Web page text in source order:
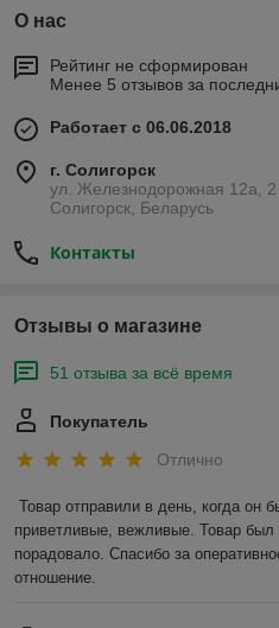
О нас
Рейтинг не сформирован
Менее 5 отзывов за
Работает с 06.06.2018
г. Солигорск
ул. Железнодорожная 12а,
Солигорск, Беларусь
Контакты
Отзывы о магазине
51 отзыва за всё время
Покупатель
Отлично
Товар отправили в день, когда он
приветливые, вежливые. Товар был
порадовало. Спасибо за
отношение.